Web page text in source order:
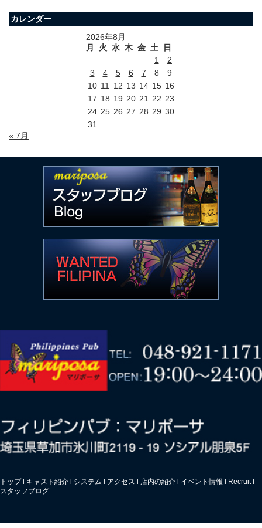
カレンダー
2026年8月
月
火 水 木 金 土
日
1
2
3
4 5 6 7 8
9
10 11 12 13 14 15 16
17 18 19 20 21 22 23
24 25 26 27 28 29 30
31
« 7月
トップl キャスト紹介 システム アクセス 店内の紹介 イベント情報 Recruitl
スタッフブログ